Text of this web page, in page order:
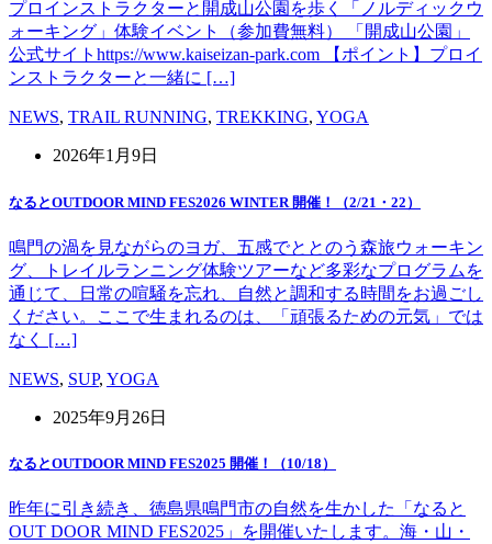
プロインストラクターと開成山公園を歩く「ノルディックウ
ォーキング」体験イベント（参加費無料） 「開成山公園」
公式サイトhttps://www.kaiseizan-park.com 【ポイント】プロイ
ンストラクターと一緒に […]
NEWS, TRAIL RUNNING, TREKKING, YOGA
2026年1月9日
なるとOUTDOOR MIND FES2026 WINTER 開催！（2/21・22）
鳴門の渦を見ながらのヨガ、五感でととのう森旅ウォーキン
グ、トレイルランニング体験ツアーなど多彩なプログラムを
通じて、日常の喧騒を忘れ、自然と調和する時間をお過ごし
ください。ここで生まれるのは、「頑張るための元気」では
なく […]
NEWS, SUP, YOGA
2025年9月26日
なるとOUTDOOR MIND FES2025 開催！（10/18）
昨年に引き続き、徳島県鳴門市の自然を生かした「なると
OUT DOOR MIND FES2025」を開催いたします。海・山・